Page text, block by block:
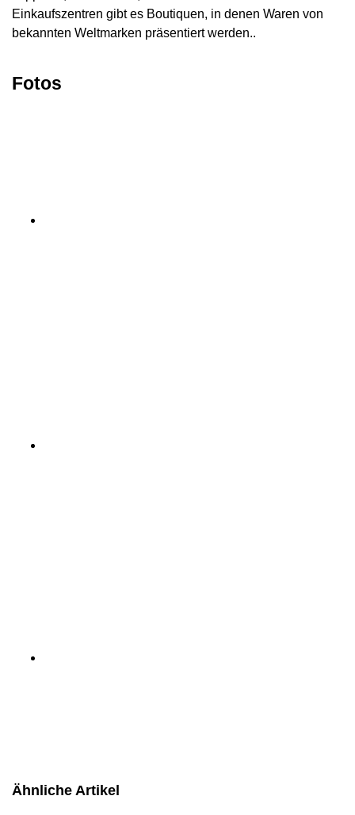
Einkaufszentren gibt es Boutiquen, in denen Waren von
bekannten Weltmarken präsentiert werden..
Fotos
Ähnliche Artikel